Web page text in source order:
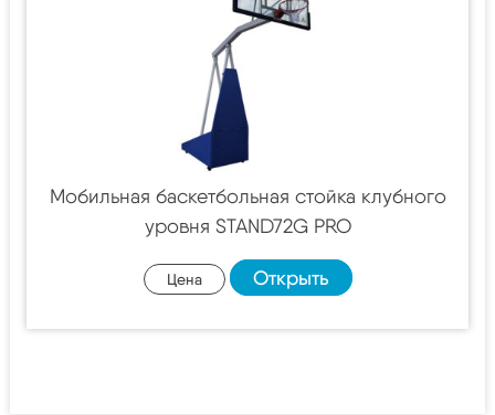
Мобильная баскетбольная стойка клубного
уровня STAND72G PRO
Цена Открыть